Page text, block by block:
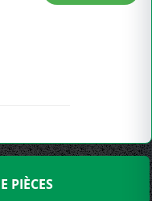
PIÈCES